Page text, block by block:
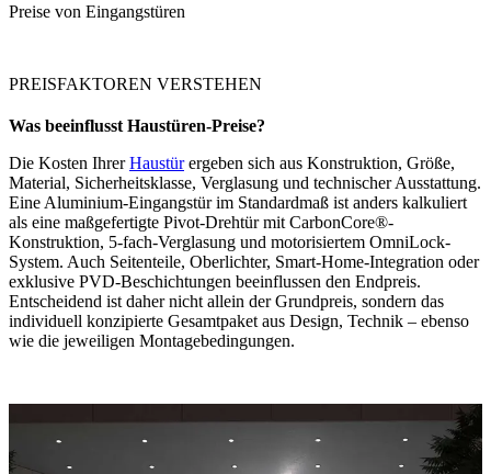
Preise von Eingangstüren
PREISFAKTOREN VERSTEHEN
Was beeinflusst Haustüren-Preise?
Die Kosten IhrerHaustürergeben sich aus Konstruktion, Größe,
Material, Sicherheitsklasse, Verglasung und technischer Ausstattung.
Eine Aluminium-Eingangstür im Standardmaß ist anders kalkuliert
als eine maßgefertigte Pivot-Drehtür mit CarbonCore®-
Konstruktion, 5-fach-Verglasung und motorisiertem OmniLock-
System. Auch Seitenteile, Oberlichter, Smart-Home-Integration oder
exklusive PVD-Beschichtungen beeinflussen den Endpreis.
Entscheidend ist daher nicht allein der Grundpreis, sondern das
individuell konzipierte Gesamtpaket aus Design, Technik – ebenso
wie die jeweiligen Montagebedingungen.